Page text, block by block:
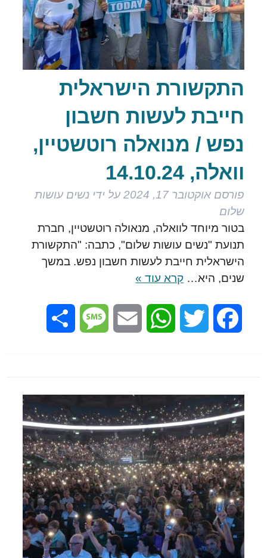
התקשורת הישראלית
חייבת לעשות חשבון
נפש / מנואלה רוטשטיין,
וואלה, 14.10.24
פורסם אוקטובר 17, 2024 על ידי נשים עושות
שלום
בטור מיוחד לוואלה, מנאולה רוטשטיין, חברת
תנועת "נשים עושות שלום", כתבה: "התקשורת
הישראלית חייבת לעשות חשבון נפש. במשך
שנים, היא… קרא עוד »
Facebook
Twitter
WhatsApp
Email
Message